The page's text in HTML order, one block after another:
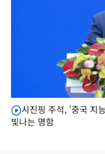
시진핑 주석, '중국 지
빛나는 명함